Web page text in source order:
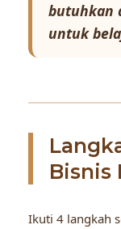
butuhkan
untuk
Bisnis
Ikuti 4 langkah